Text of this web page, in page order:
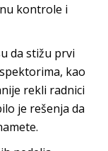
kontrole i
da stižu prvi
kao
rekli radnici
je rešenja da